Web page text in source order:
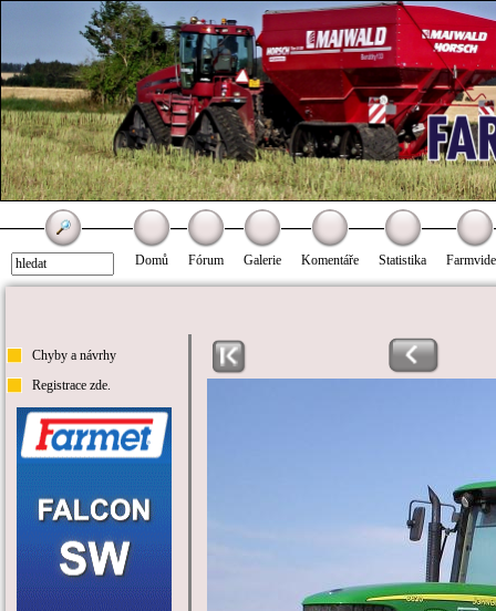
Domů Fórum Galerie Komentáře Statistika
Chyby a návrhy
Registrace zde.